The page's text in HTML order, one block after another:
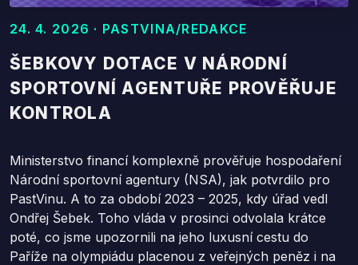
24. 4. 2026 · PASTVINA/REDAKCE
ŠEBKOVY DOTACE V NÁRODNÍ
SPORTOVNÍ AGENTUŘE PROVĚŘUJE
KONTROLA
Ministerstvo financí komplexně prověřuje hospodaření
Národní sportovní agentury (NSA), jak potvrdilo pro
PastVinu. A to za období 2023 – 2025, kdy úřad vedl
Ondřej Šebek. Toho vláda v prosinci odvolala krátce
poté, co jsme upozornili na jeho luxusní cestu do
Paříže na olympiádu placenou z veřejných peněz i na